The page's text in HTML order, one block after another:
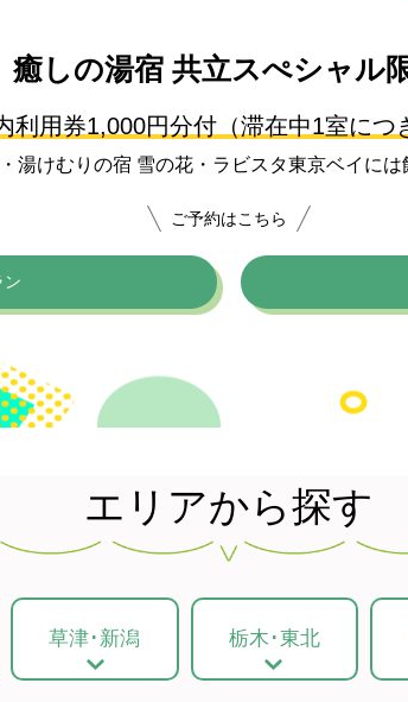
癒しの湯宿 共立スぺシャル
利用券1,000円分付（滞在中1室につ
湯けむりの宿 雪の花・ラビスタ東京ベイには
ご予約はこちら
ン
エリアから探す
草津･新潟 栃木･東北